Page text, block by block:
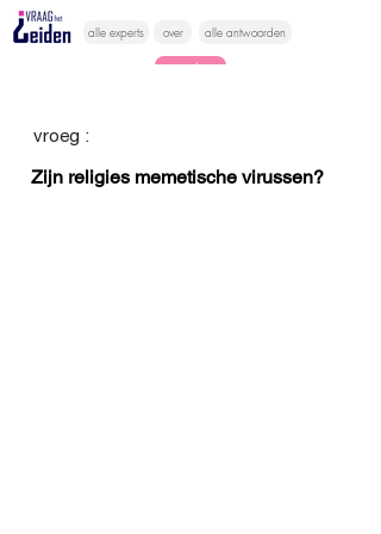
alle experts over alle antwoorden
vragen lessen
vroeg :
Zijn religies memetische virussen?